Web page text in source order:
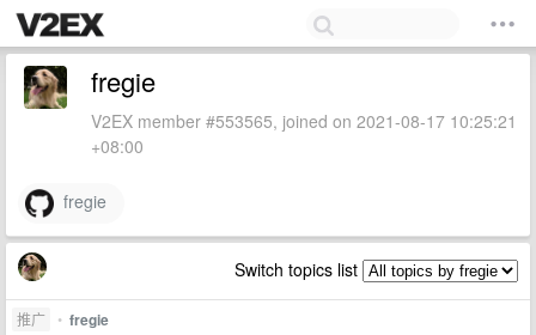
fregie
V2EX member #553565, joined on 2021-08-17 10:25:21
+08:00
fregie
Switch topics list
推广 • fregie